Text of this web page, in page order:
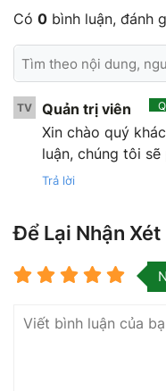
Có 0 bình luận, đánh
TV Quản trị viên
Xin chào quý
luận, chúng tôi sẽ
Trả lời
Để Lại Nhận Xét